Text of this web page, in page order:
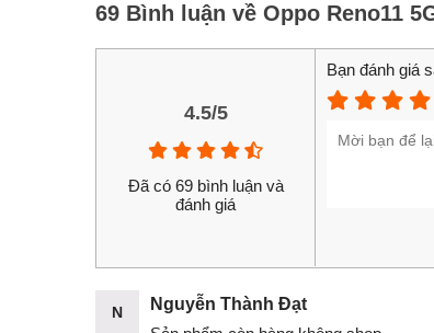
Hiện tạiOppoReno11 đã có sẵn hàng tại
69 Bình luận về Oppo Reno11
4.5/5
Đã có 69 bình luận và
đánh giá
Bạn đánh giá
N
Nguyễn Thành Đạt